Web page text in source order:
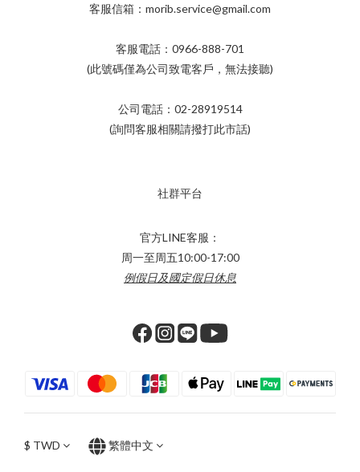
客服信箱：morib.service@gmail.com
客服電話：0966-888-701
(此號碼僅為公司致電客戶，無法接聽)
公司電話：02-28919514
(詢問客服相關請撥打此市話)
社群平台
官方LINE客服：
周一至周五10:00-17:00
例假日及國定假日休息
$ TWD 繁體中文